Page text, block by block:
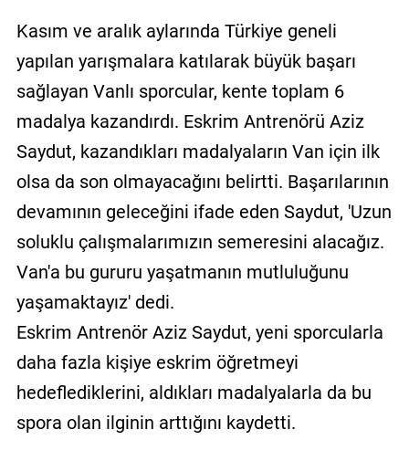
Kasım ve aralık aylarında Türkiye geneli
yapılan yarışmalara katılarak büyük başarı
sağlayan Vanlı sporcular, kente toplam 6
madalya kazandırdı. Eskrim Antrenörü Aziz
Saydut, kazandıkları madalyaların Van için ilk
olsa da son olmayacağını belirtti. Başarılarının
devamının geleceğini ifade eden Saydut, 'Uzun
soluklu çalışmalarımızın semeresini alacağız.
Van'a bu gururu yaşatmanın mutluluğunu
yaşamaktayız' dedi.
Eskrim Antrenör Aziz Saydut, yeni sporcularla
daha fazla kişiye eskrim öğretmeyi
hedeflediklerini, aldıkları madalyalarla da bu
spora olan ilginin arttığını kaydetti.